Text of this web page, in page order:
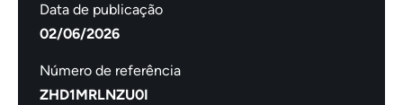
Data de publicação
02/06/2026
Número de referência
ZHD1MRLNZU0I